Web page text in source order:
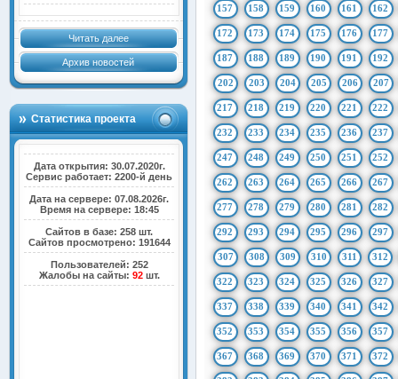
Читать далее
Архив новостей
Статистика проекта
Дата открытия: 30.07.2020г.
Сервис работает: 2200-й день
Дата на сервере: 07.08.2026г.
Время на сервере: 18:45
Сайтов в базе: 258 шт.
Сайтов просмотрено: 191644
Пользователей: 252
Жалобы на сайты: 92шт.
157 158 159 160 161 162
172 173 174 175 176 177
187 188 189 190 191 192
202 203 204 205 206 207
217 218 219 220 221 222
232 233 234 235 236 237
247 248 249 250 251 252
262 263 264 265 266 267
277 278 279 280 281 282
292 293 294 295 296 297
307 308 309 310 311 312
322 323 324 325 326 327
337 338 339 340 341 342
352 353 354 355 356 357
367 368 369 370 371 372